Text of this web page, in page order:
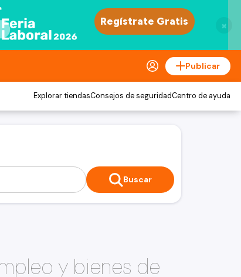
×
Publicar
Explorar tiendasConsejos de seguridadCentro de ayuda
Buscar
y bienes de